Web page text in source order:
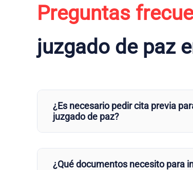
Preguntas
juzgado de paz
¿Es necesario pedir cita previa
juzgado de paz?
¿Qué documentos necesito para